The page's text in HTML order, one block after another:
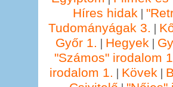
Híres hidak |
Tudományágak 3. |
Győr 1. | Hegyek |
"Számos" irodalom
irodalom 1. | Kövek |